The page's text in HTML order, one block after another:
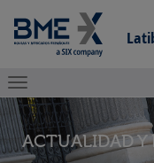
ACTUALIDAD Y